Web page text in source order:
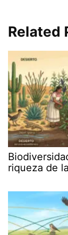
Related
riqueza de